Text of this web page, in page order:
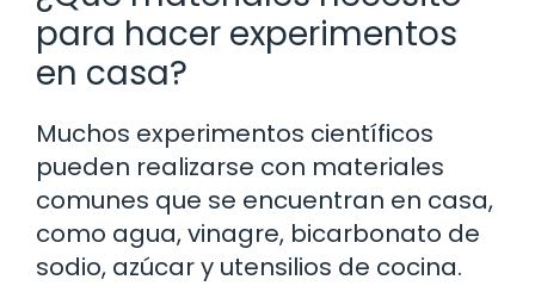
para hacer experimentos
en casa?
Muchos experimentos científicos
pueden realizarse con materiales
comunes que se encuentran en casa,
como agua, vinagre, bicarbonato de
sodio, azúcar y utensilios de cocina.